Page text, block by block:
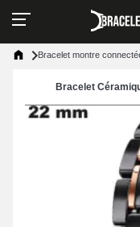
Bracelet montre
Bracelet